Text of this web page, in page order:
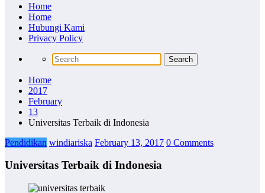
Home
Home
Hubungi Kami
Privacy Policy
Home
2017
February
13
Universitas Terbaik di Indonesia
Pendidikan windiariska February 13, 2017 0 Comments
Universitas Terbaik di Indonesia